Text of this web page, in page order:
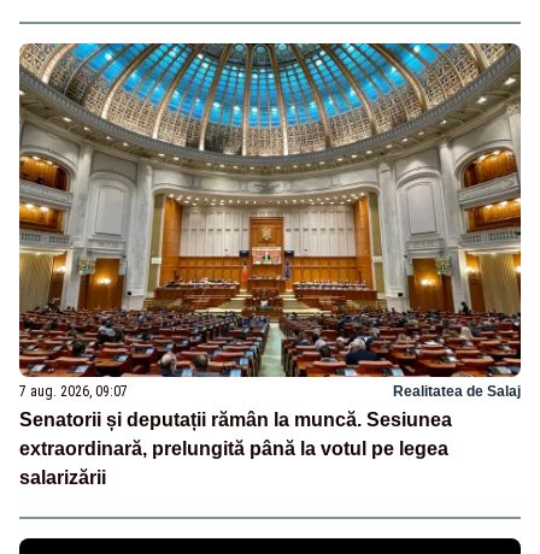
7 aug. 2026, 09:07 Realitatea de Salaj
Senatorii și deputații rămân la muncă. Sesiunea
extraordinară, prelungită până la votul pe legea
salarizării